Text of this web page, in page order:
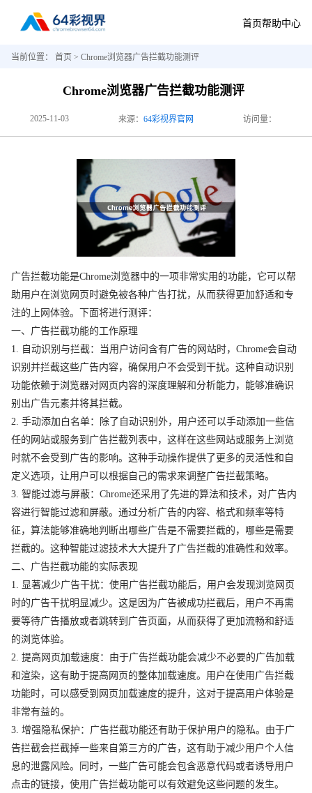
首页帮助中心
当前位置： 首页 > Chrome浏览器广告拦截功能测评
Chrome浏览器广告拦截功能测评
2025-11-03 来源： 64彩视界官网 访问量：
广告拦截功能是Chrome浏览器中的一项非常实用的功能，它可以帮
助用户在浏览网页时避免被各种广告打扰，从而获得更加舒适和专
注的上网体验。下面将进行测评：
一、广告拦截功能的工作原理
1. 自动识别与拦截：当用户访问含有广告的网站时，Chrome会自动
识别并拦截这些广告内容，确保用户不会受到干扰。这种自动识别
功能依赖于浏览器对网页内容的深度理解和分析能力，能够准确识
别出广告元素并将其拦截。
2. 手动添加白名单：除了自动识别外，用户还可以手动添加一些信
任的网站或服务到广告拦截列表中，这样在这些网站或服务上浏览
时就不会受到广告的影响。这种手动操作提供了更多的灵活性和自
定义选项，让用户可以根据自己的需求来调整广告拦截策略。
3. 智能过滤与屏蔽：Chrome还采用了先进的算法和技术，对广告内
容进行智能过滤和屏蔽。通过分析广告的内容、格式和频率等特
征，算法能够准确地判断出哪些广告是不需要拦截的，哪些是需要
拦截的。这种智能过滤技术大大提升了广告拦截的准确性和效率。
二、广告拦截功能的实际表现
1. 显著减少广告干扰：使用广告拦截功能后，用户会发现浏览网页
时的广告干扰明显减少。这是因为广告被成功拦截后，用户不再需
要等待广告播放或者跳转到广告页面，从而获得了更加流畅和舒适
的浏览体验。
2. 提高网页加载速度：由于广告拦截功能会减少不必要的广告加载
和渲染，这有助于提高网页的整体加载速度。用户在使用广告拦截
功能时，可以感受到网页加载速度的提升，这对于提高用户体验是
非常有益的。
3. 增强隐私保护：广告拦截功能还有助于保护用户的隐私。由于广
告拦截会拦截掉一些来自第三方的广告，这有助于减少用户个人信
息的泄露风险。同时，一些广告可能会包含恶意代码或者诱导用户
点击的链接，使用广告拦截功能可以有效避免这些问题的发生。